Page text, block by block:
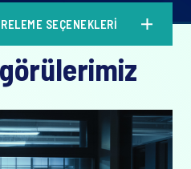
SEÇENEKLERI